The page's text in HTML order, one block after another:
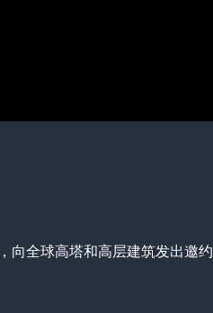
向全球高塔和高层建筑发出邀